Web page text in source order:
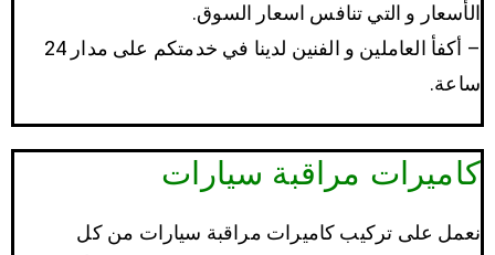
الأسعار و التي تنافس اسعار السوق.
– أكفأ العاملين و الفنين لدينا في خدمتكم على مدار 24
ساعة.
كاميرات مراقبة سيارات
نعمل على تركيب كاميرات مراقبة سيارات من كل